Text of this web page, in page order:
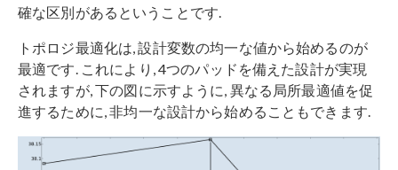
確な区別があるということです.
トポロジ最適化は, 設計変数の均一な値から始めるのが
最適です. これにより, 4つのパッドを備えた設計が実現
されますが, 下の図に示すように, 異なる局所最適値を促
進するために, 非均一な設計から始めることもできます.